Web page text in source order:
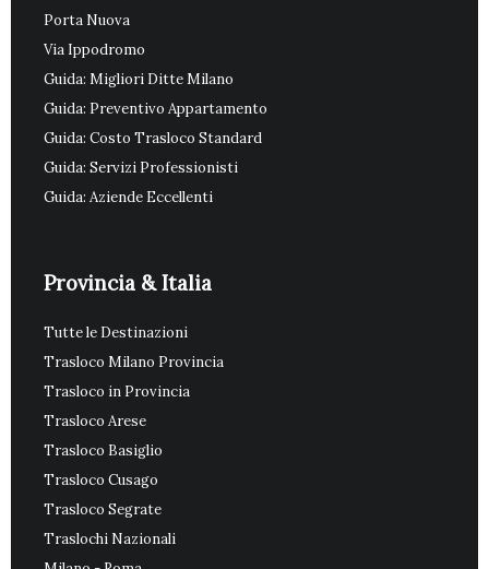
Porta Nuova
Via Ippodromo
Guida: Migliori Ditte Milano
Guida: Preventivo Appartamento
Guida: Costo Trasloco Standard
Guida: Servizi Professionisti
Guida: Aziende Eccellenti
Provincia & Italia
Tutte le Destinazioni
Trasloco Milano Provincia
Trasloco in Provincia
Trasloco Arese
Trasloco Basiglio
Trasloco Cusago
Trasloco Segrate
Traslochi Nazionali